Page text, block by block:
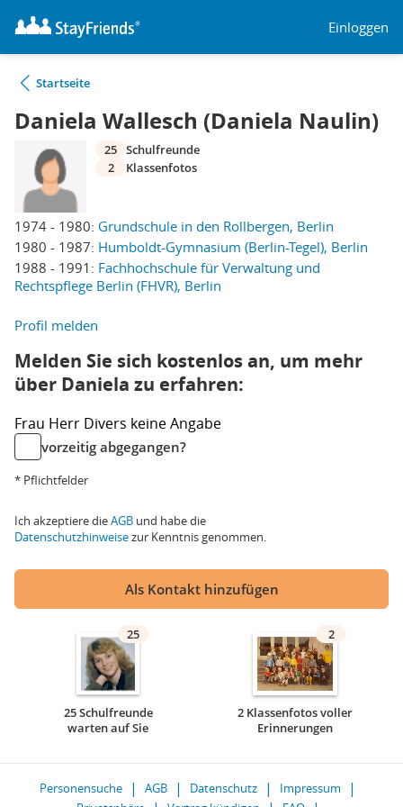
Einloggen
Startseite
Daniela Wallesch (Daniela Naulin)
1974 - 1980: Grundschule in den Rollbergen, Berlin
1980 - 1987: Humboldt-Gymnasium (Berlin-Tegel), Berlin
1988 - 1991: Fachhochschule für Verwaltung und
Rechtspflege Berlin (FHVR), Berlin
25 Schulfreunde
2
Klassenfotos
Profil melden
Melden Sie sich kostenlos an, um mehr
über Daniela zu erfahren:
Frau Herr Divers keine Angabe
vorzeitig abgegangen?
* Pflichtfelder
Ich akzeptiere dieAGB und habe die
Datenschutzhinweisezur Kenntnis genommen.
Als Kontakt hinzufügen
25
25 Schulfreunde
warten auf Sie
2
2 Klassenfotos voller
Erinnerungen
Personensuche AGB Datenschutz
Impressum